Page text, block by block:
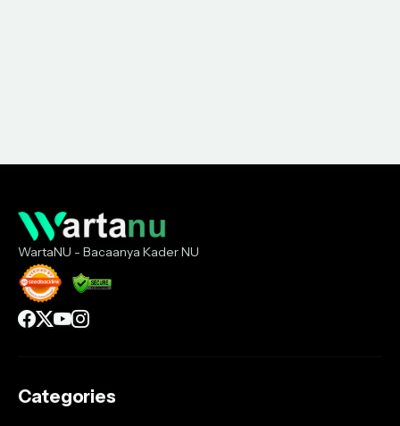
WartaNU - Bacaanya Kader NU
Categories